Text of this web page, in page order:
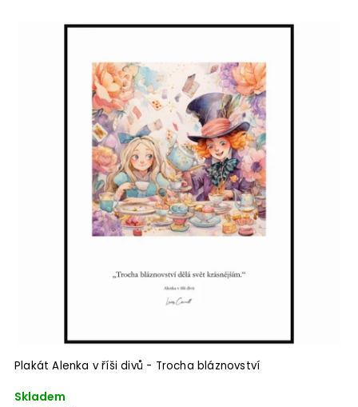
Plakát Alenka v říši divů - Trocha bláznovství
Skladem